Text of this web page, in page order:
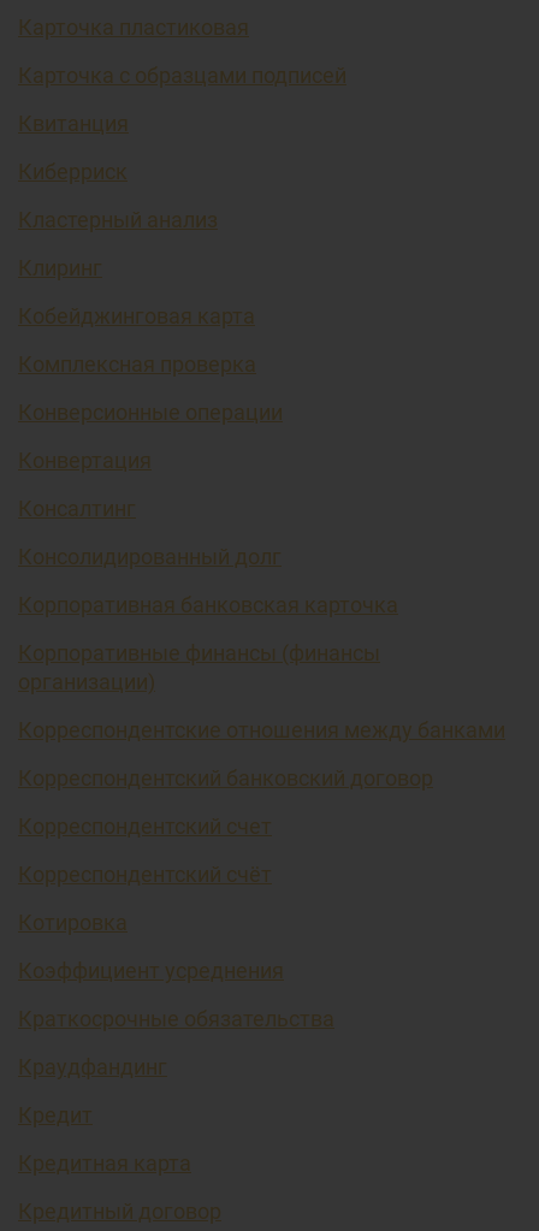
Карточка пластиковая
Карточка с образцами подписей
Квитанция
Киберриск
Кластерный анализ
Клиринг
Кобейджинговая карта
Комплексная проверка
Конверсионные операции
Конвертация
Консалтинг
Консолидированный долг
Корпоративная банковская карточка
Корпоративные финансы (финансы
организации)
Корреспондентские отношения между банками
Корреспондентский банковский договор
Корреспондентский счет
Корреспондентский счёт
Котировка
Коэффициент усреднения
Краткосрочные обязательства
Краудфандинг
Кредит
Кредитная карта
Кредитный договор